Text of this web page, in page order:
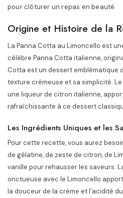
pour clôturer un repas en beauté.
Origine et Histoire de la
La Panna Cotta au Limoncello est
célèbre Panna Cotta italienne,
Cotta est un dessert emblématique
texture crémeuse et sa simplicité.
une liqueur de citron italienne,
rafraîchissante à ce dessert
Les Ingrédients Uniques et les
Pour cette recette, vous aurez
de gélatine, de zeste de citron, de
vanille pour rehausser les saveurs.
onctueuse avec le Limoncello
la douceur de la crème et l’acidité